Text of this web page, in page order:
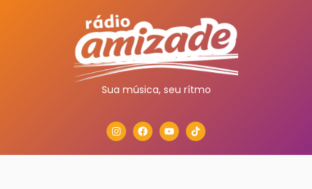
Sua música, seu rítmo